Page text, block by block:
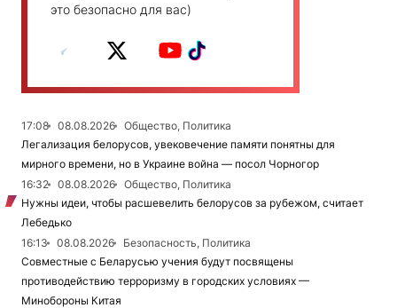
это безопасно для вас)
17:08 08.08.2026
Общество, Политика
Легализация белорусов, увековечение памяти понятны для
мирного времени, но в Украине война — посол Чорногор
16:32
08.08.2026
Общество, Политика
Нужны идеи, чтобы расшевелить белорусов за рубежом, считает
Лебедько
16:13
08.08.2026
Безопасность, Политика
Совместные с Беларусью учения будут посвящены
противодействию терроризму в городских условиях —
Минобороны Китая